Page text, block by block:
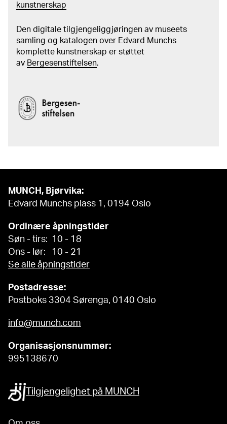
kunstnerskap
Den digitale tilgjengeliggjøringen av museets
samling og katalogen over Edvard Munchs
komplette kunstnerskap er støttet
av Bergesenstiftelsen.
MUNCH, Bjørvika:
Edvard Munchs plass 1, 0194 Oslo
Ordinære åpningstider
Søn - tirs: 10 - 18
Ons - lør: 10 - 21
Se alle åpningstider
Postadresse:
Postboks 3304 Sørenga, 0140 Oslo
info@munch.com
Organisasjonsnummer:
995138670
Tilgjengelighet på MUNCH